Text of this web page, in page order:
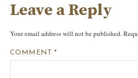
Leave a Reply
Your email address will not be published.
COMMENT*